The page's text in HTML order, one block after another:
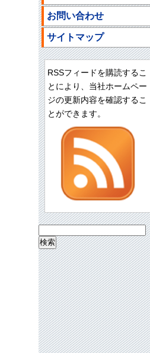
お問い合わせ
サイトマップ
RSSフィードを購読するこ
とにより、当社ホームペー
ジの更新内容を確認するこ
とができます。
索: